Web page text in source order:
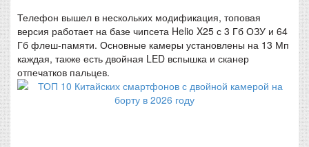
Телефон вышел в нескольких модификация, топовая
версия работает на базе чипсета Helio X25 с 3 Гб ОЗУ и 64
Гб флеш-памяти. Основные камеры установлены на 13 Мп
каждая, также есть двойная LED вспышка и сканер
отпечатков пальцев.